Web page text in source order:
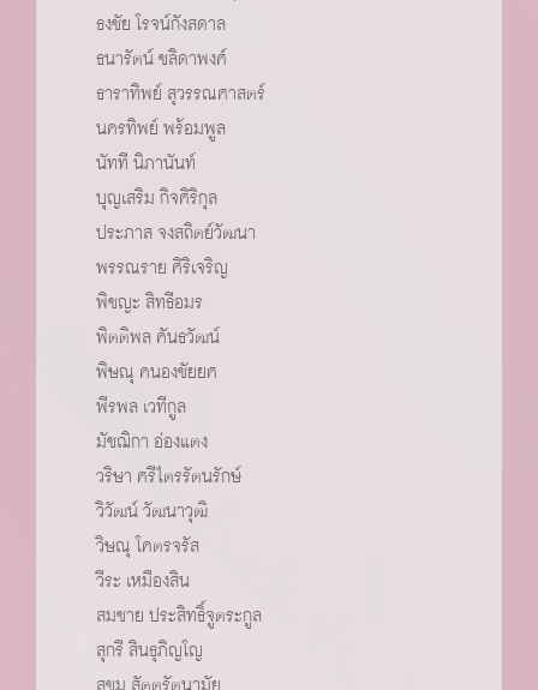
ธงชัย โรจน์กังสดาล
ธนารัตน์ ชลิดาพงศ์
ธาราทิพย์ สุวรรณศาสตร์
นครทิพย์ พร้อมพูล
นัทที นิภานันท์
บุญเสริม กิจศิริกุล
ประภาส จงสถิตย์วัฒนา
พรรณราย ศิริเจริญ
พิชญะ สิทธีอมร
พิตติพล คันธวัฒน์
พิษณุ คนองชัยยศ
พีรพล เวทีกูล
มัชฌิกา อ่องแตง
วริษา ศรีไตรรัตนรักษ์
วิวัฒน์ วัฒนาวุฒิ
วิษณุ โคตรจรัส
วีระ เหมืองสิน
สมชาย ประสิทธิ์จูตระกูล
สุกรี สินธุภิญโญ